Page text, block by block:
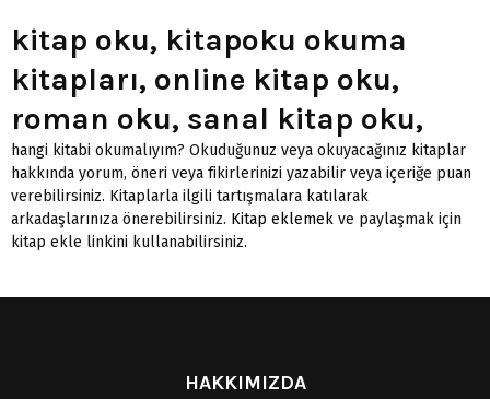
kitap oku, kitapoku okuma
kitapları, online kitap oku,
roman oku, sanal kitap oku,
hangi kitabi okumalıyım? Okuduğunuz veya okuyacağınız kitaplar
hakkında yorum, öneri veya fikirlerinizi yazabilir veya içeriğe puan
verebilirsiniz. Kitaplarla ilgili tartışmalara katılarak
arkadaşlarınıza önerebilirsiniz. Kitap eklemek ve paylaşmak için
kitap ekle linkini kullanabilirsiniz.
HAKKIMIZDA